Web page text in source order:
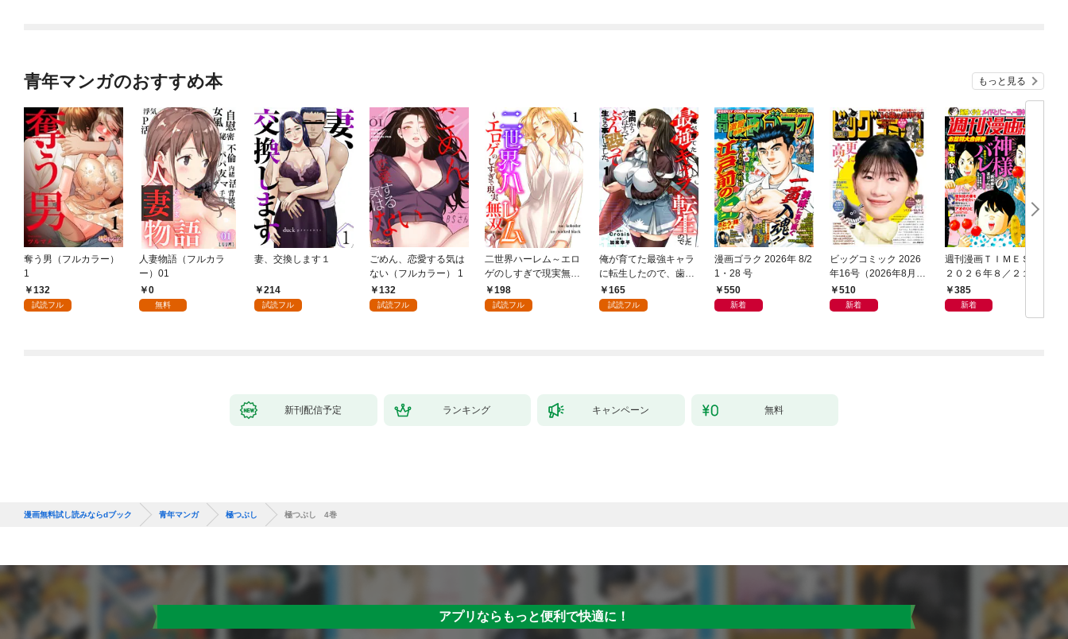
青年マンガのおすすめ本 もっと見る
奪う男（フルカラー）
1
132
試読フル
人妻物語（フルカラ
ー）01
0
無料
妻、交換します１
214
試読フル
ごめん、恋愛する気は
ない（フルカラー） 1
132
試読フル
二世界ハーレム～エロ
ゲのしすぎで現実無双
～１198
試読フル
俺が育てた最強キャラ
に転生したので、歯向
かうヤツはすべてぶん
殴って生きる事にしま
165
試読フル
漫画ゴラク 2026年 8/2
1・28 号
550
新着
ビッグコミック 2026
年16号（2026年8月7
日発売）
510
新着
週刊漫画ＴＩＭＥＳ
２０２６年８／２１・
２８合併号
385
新着
新刊配信予定 ランキング キャンペーン 無料
漫画無料試し読みならdブック 青年マンガ 極つぶし 極つぶし 4巻
アプリならもっと便利で快適に！